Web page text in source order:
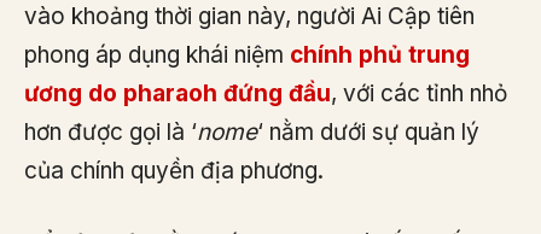
vào khoảng thời gian này, người Ai Cập tiên
phong áp dụng khái niệm chính phủ trung
ương do pharaoh đứng đầu, với các tỉnh nhỏ
hơn được gọi là ‘nome‘ nằm dưới sự quản lý
của chính quyền địa phương.